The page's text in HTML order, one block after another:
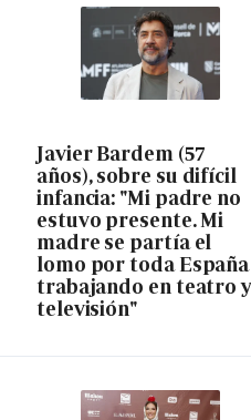
Javier Bardem (57
años), sobre su difícil
infancia: "Mi padre no
estuvo presente. Mi
madre se partía el
lomo por toda España
trabajando en teatro
televisión"